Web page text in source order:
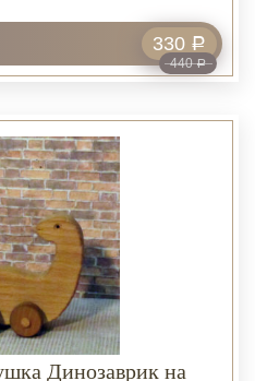
440Р
330 Р
Динозаврик на